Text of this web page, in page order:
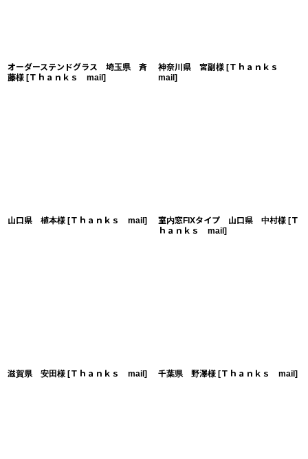
オーダーステンドグラス 埼玉県 斉
藤様 [Ｔｈａｎｋｓ mail ]
神奈川県 宮副様 [Ｔｈａｎｋｓ
mail ]
山口県 植本様 [Ｔｈａｎｋｓ mail ] 室内窓FIXタイプ 山口県 中村様 [Ｔ
ｈａｎｋｓ mail ]
滋賀県 安田様 [Ｔｈａｎｋｓ mail ] 千葉県 野澤様 [Ｔｈａｎｋｓ mail ]